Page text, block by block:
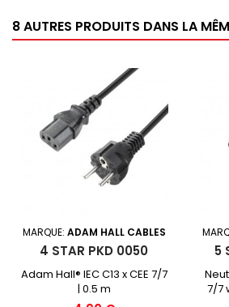
8 AUTRES PRODUITS DANS LA
MARQUE: ADAM HALL CABLES
4 STAR PKD 0050
Adam Hall® IEC C13 x CEE 7/7
| 0.5 m
5
7/7